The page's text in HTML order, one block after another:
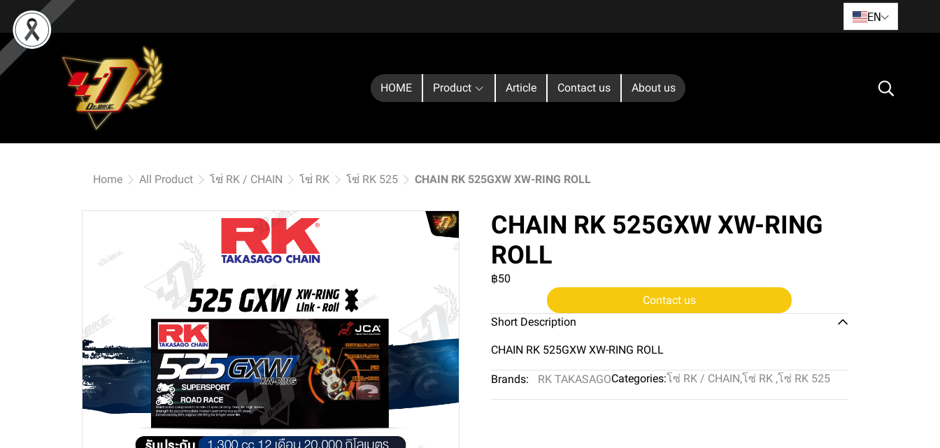
EN
HOME Product Article Contact us About us
Home All Product โซ่ RK / CHAIN โซ่ RK โซ่ RK 525 CHAIN RK 525GXW XW-RING ROLL
CHAIN RK 525GXW XW-RING
ROLL
฿50
Contact us
Short Description
CHAIN RK 525GXW XW-RING ROLL
Brands: RK TAKASAGOCategories:โซ่ RK / CHAIN,โซ่ RK ,โซ่ RK 525